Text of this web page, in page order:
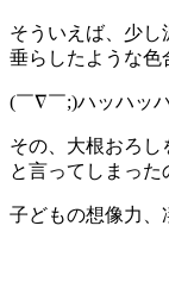
そういえば、少し
垂らしたような色
(￣∇￣;)ハッハッ
その、大根おろし
と言ってしまった
子どもの想像力、